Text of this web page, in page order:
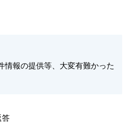
情報の提供等、大変有難かった
答